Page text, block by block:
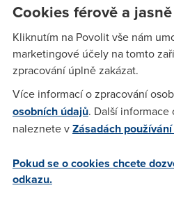
skutečně garantovaná rychlost
3,84 kbps, tedy 0,48 kbyte/s.
LaqueR(4.11.2003 20:38:17)
Chlape me je to uplne jedno ale
neklesne pod 170 takze... :D Je
me uzira akorat ip protokol. BTW
obmajlovat par kripliku z ctc zdar
Cookies férově a jasně
Kliknutím na Povolit vše nám
marketingové účely na tomto
zpracování úplně zakázat.
Více informací o zpracování
osobních údajů. Další
naleznete vZásadách
Pokud se o cookies chcete
odkazu.